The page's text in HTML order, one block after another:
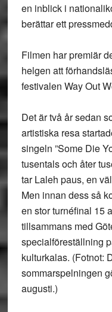
en inblick i
berättar ett
Filmen har premiär
helgen att
festivalen Way Out
Det är två år sedan
artistiska resa
singeln ”Some Die
tusentals och åter
tar Laleh paus, en
Men innan dess så
en stor turnéfinal 15
tillsammans med
specialföreställning
kulturkalas. (Fotnot:
sommarspelningen
augusti.)